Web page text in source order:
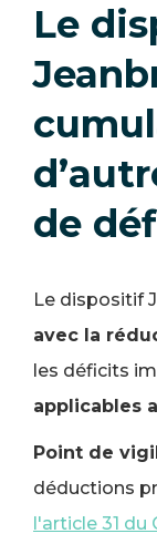
Le
de
Le dispositif
avec la
les déficits
applicables
Point de
déductions
l'article 31 du